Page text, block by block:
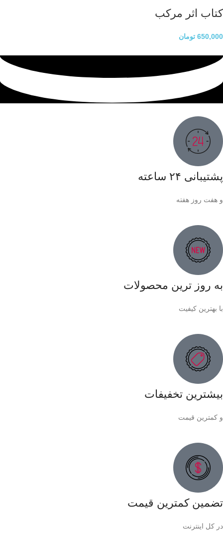
کتاب اثر مرکب
650,000 تومان
پشتیبانی ۲۴ ساعته
و هفت روز هفته
به روز ترین محصولات
با بهترین کیفیت
بیشترین تخفیفات
و کمترین قیمت
تضمین کمترین قیمت
در کل اینترنت